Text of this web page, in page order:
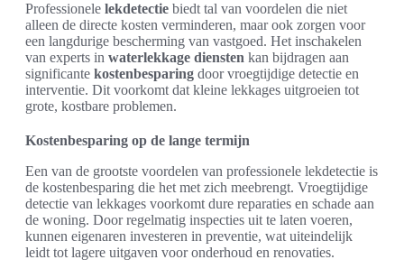
Professionele lekdetectie biedt tal van voordelen die niet
alleen de directe kosten verminderen, maar ook zorgen voor
een langdurige bescherming van vastgoed. Het inschakelen
van experts in waterlekkage diensten kan bijdragen aan
significante kostenbesparing door vroegtijdige detectie en
interventie. Dit voorkomt dat kleine lekkages uitgroeien tot
grote, kostbare problemen.
Kostenbesparing op de lange termijn
Een van de grootste voordelen van professionele lekdetectie is
de kostenbesparing die het met zich meebrengt. Vroegtijdige
detectie van lekkages voorkomt dure reparaties en schade aan
de woning. Door regelmatig inspecties uit te laten voeren,
kunnen eigenaren investeren in preventie, wat uiteindelijk
leidt tot lagere uitgaven voor onderhoud en renovaties.